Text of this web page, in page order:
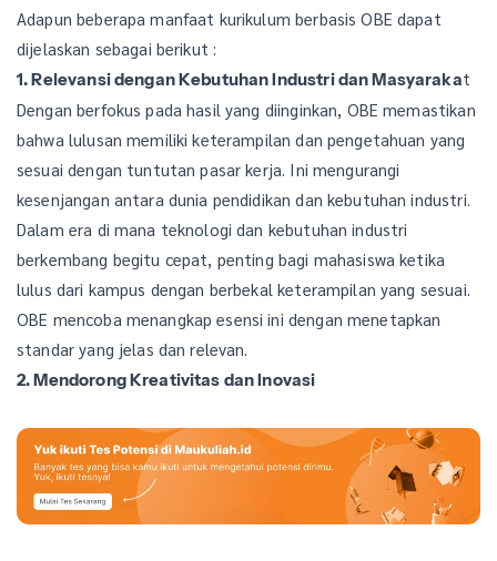
Adapun beberapa manfaat kurikulum berbasis OBE dapat
dijelaskan sebagai berikut :
1. Relevansi dengan Kebutuhan Industri dan Masyarakat
Dengan berfokus pada hasil yang diinginkan, OBE memastikan
bahwa lulusan memiliki keterampilan dan pengetahuan yang
sesuai dengan tuntutan pasar kerja. Ini mengurangi
kesenjangan antara dunia pendidikan dan kebutuhan industri.
Dalam era di mana teknologi dan kebutuhan industri
berkembang begitu cepat, penting bagi mahasiswa ketika
lulus dari kampus dengan berbekal keterampilan yang sesuai.
OBE mencoba menangkap esensi ini dengan menetapkan
standar yang jelas dan relevan.
2. Mendorong Kreativitas dan Inovasi